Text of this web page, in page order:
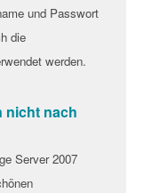
und Passwort
die
werden.
nicht nach
Server 2007